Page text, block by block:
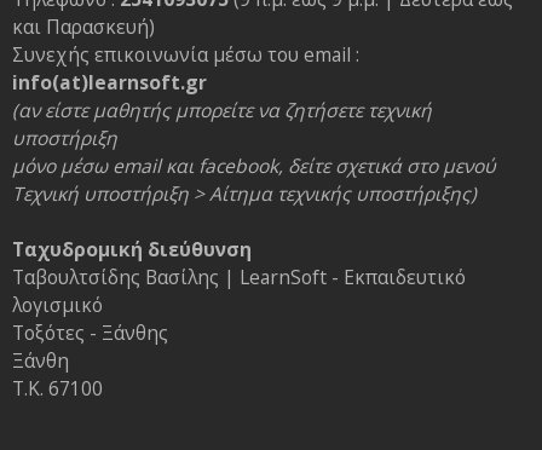
και Παρασκευή)
Συνεχής επικοινωνία μέσω του email :
info(at)learnsoft.gr
(αν είστε μαθητής μπορείτε να ζητήσετε τεχνική
υποστήριξη
μόνο μέσω email και facebook, δείτε σχετικά στο μενού
Τεχνική υποστήριξη > Αίτημα τεχνικής υποστήριξης)
Ταχυδρομική διεύθυνση
Ταβουλτσίδης Βασίλης | LearnSoft - Εκπαιδευτικό
λογισμικό
Τοξότες - Ξάνθης
Ξάνθη
Τ.Κ. 67100